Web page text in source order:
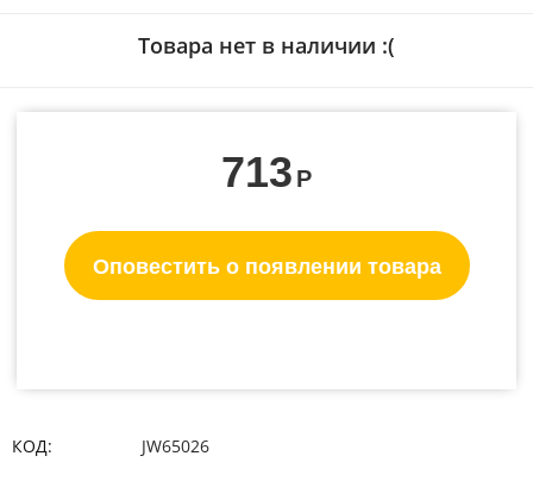
Товара нет в наличии :(
713 Р
Оповестить о появлении товара
КОД: JW65026